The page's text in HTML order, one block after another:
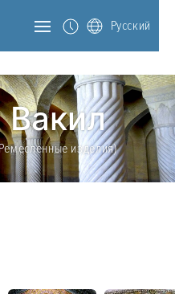
Русский
Вакил
изделия)